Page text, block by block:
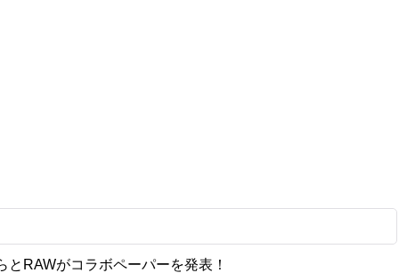
RAWがコラボペーパーを発表！